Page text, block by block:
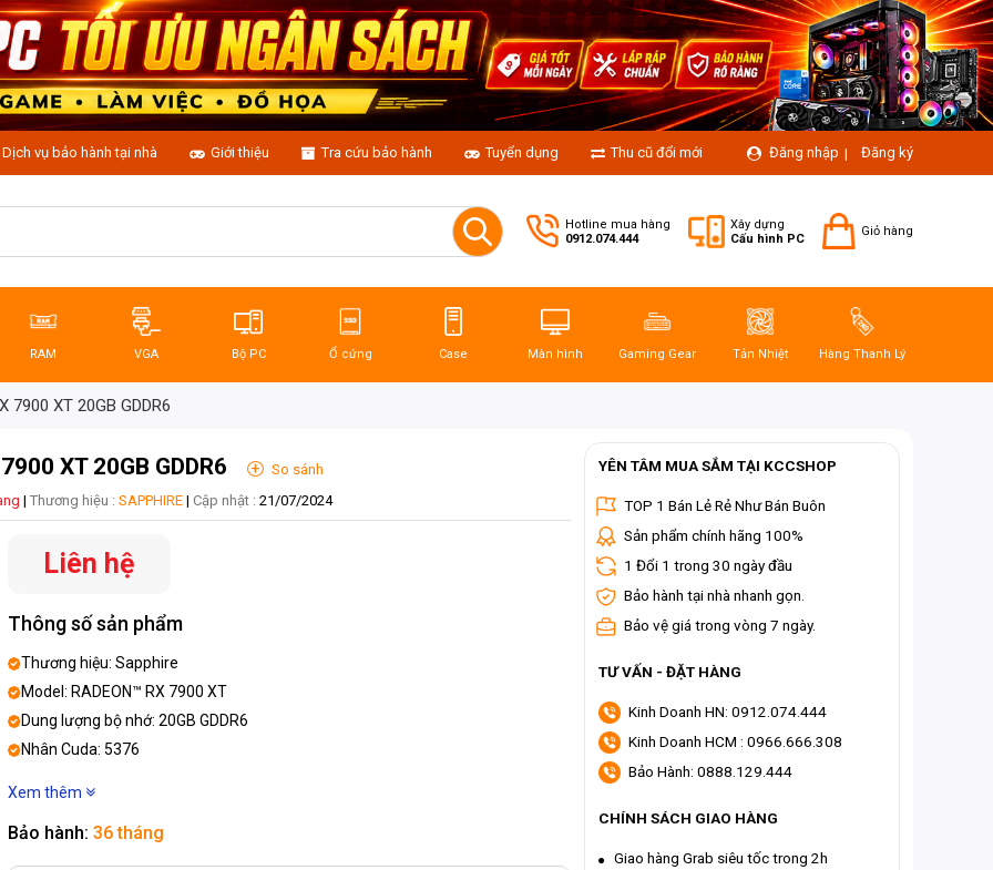
Dịch vụ bảo hành tại nhà Giới thiệu Tra cứu bảo hành Tuyển dụng Thu cũ đổi mới Đăng nhập | Đăng ký
Hotline mua hàng
0912.074.444
Xây dựng
Cấu hình PC
Giỏ hàng
RAM VGA Bộ PC Ổ cứng Case Màn hình Gaming Gear Tản Nhiệt Hàng Thanh Lý
7900 XT 20GB GDDR6
XT 20GB GDDR6 +
So sánh
| Thương hiệu : SAPPHIRE | Cập nhật : 21/07/2024
Liên hệ
Thông số sản phẩm
Thương hiệu: Sapphire
Model: RADEON™ RX 7900 XT
Dung lượng bộ nhớ: 20GB GDDR6
Nhân Cuda: 5376
Kết nối: DisplayPort x 2/ HDMI x 2
Xem thêm
Bảo hành:36 tháng
YÊN TÂM MUA SẮM TẠI KCCSHOP
TOP 1 Bán Lẻ Rẻ Như Bán Buôn
Sản phẩm chính hãng 100%
1 Đổi 1 trong 30 ngày đầu
Bảo hành tại nhà nhanh gọn.
Bảo vệ giá trong vòng 7 ngày.
TƯ VẤN - ĐẶT HÀNG
Kinh Doanh HN: 0912.074.444
Kinh Doanh HCM : 0966.666.308
Bảo Hành: 0888.129.444
CHÍNH SÁCH GIAO HÀNG
Giao hàng Grab siêu tốc trong 2h